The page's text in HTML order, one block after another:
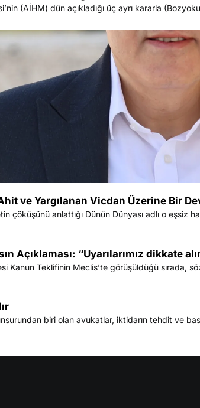
(AİHM) dün açıkladığı üç ayrı kararla
ve Yargılanan Vicdan Üzerine Bir
anlattığı Dünün Dünyası adlı o eşsiz
Açıklaması: “Uyarılarımız dikkate
Kanun Teklifinin Meclis’te görüşüldüğü sırada,
biri olan avukatlar, iktidarın tehdit ve